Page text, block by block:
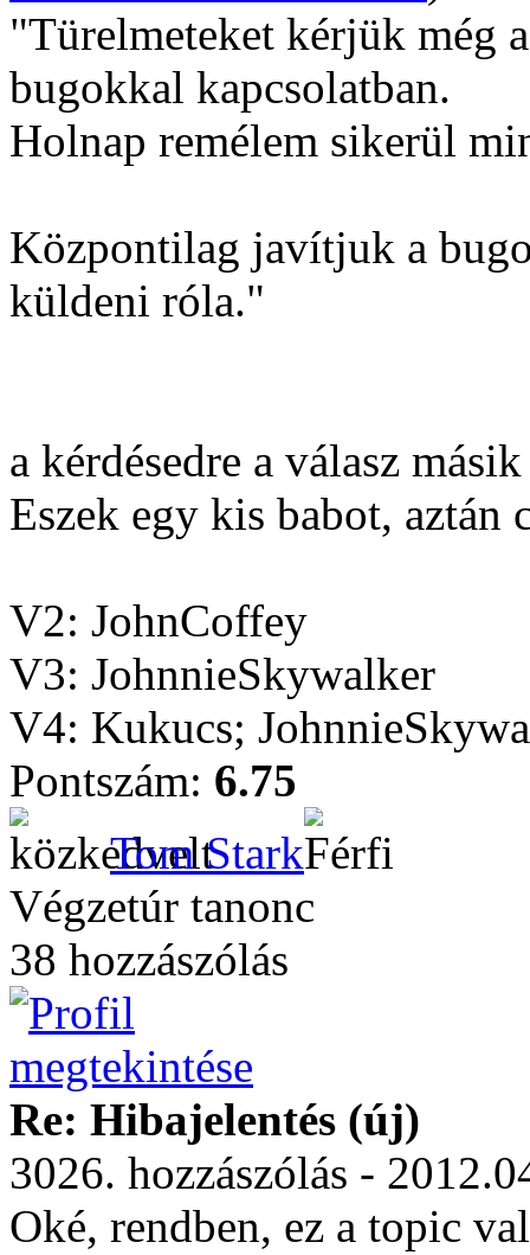
"Türelmeteket kérjük még
bugokkal kapcsolatban.
Holnap remélem sikerül
Központilag javítjuk a
küldeni róla."
a kérdésedre a válasz
Eszek egy kis babot, aztán
V2: JohnCoffey
V3: JohnnieSkywalker
V4: Kukucs;
Pontszám: 6.75
Tom Stark
Végzetúr tanonc
38 hozzászólás
Re: Hibajelentés (új)
3026. hozzászólás -
Oké, rendben, ez a topic